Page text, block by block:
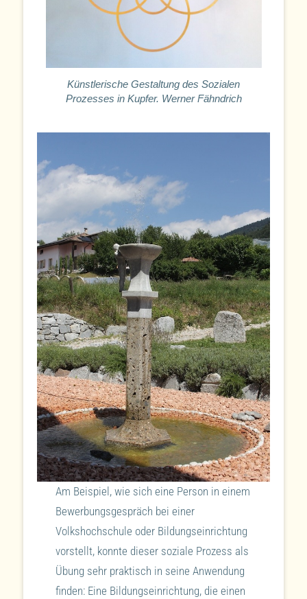
Künstlerische Gestaltung des Sozialen
Prozesses in Kupfer. Werner Fähndrich
Am Beispiel, wie sich eine Person in einem
Bewerbungsgespräch bei einer
Volkshochschule oder Bildungseinrichtung
vorstellt, konnte dieser soziale Prozess als
Übung sehr praktisch in seine Anwendung
finden: Eine Bildungseinrichtung, die einen